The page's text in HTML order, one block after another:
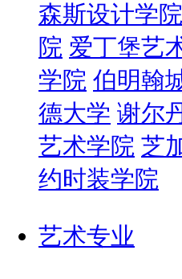
森斯设计学院
院 爱丁堡艺
学院 伯明翰
德大学 谢尔
艺术学院 芝
约时装学院
艺术专业